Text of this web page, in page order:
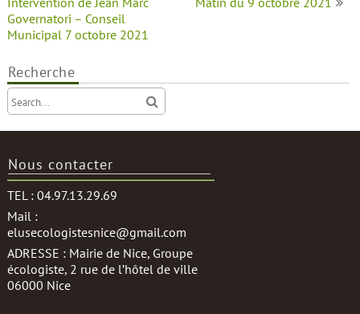
l’article
Governatori – Conseil
Municipal 7 octobre 2021
Recherche
Nous contacter
TEL : 04.97.13.29.69
Mail :
elusecologistesnice@gmail.com
ADRESSE : Mairie de Nice, Groupe
écologiste, 2 rue de l’hôtel de ville
06000 Nice